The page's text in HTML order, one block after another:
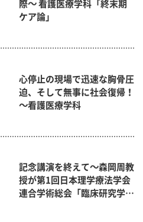
際～ 看護医療学科「終末期
ケア論」
心停止の現場で迅速な胸骨圧
迫、そして無事に社会復帰！
～看護医療学科
記念講演を終えて～森岡周教
授が第1回日本理学療法学会
連合学術総会「臨床研究学術